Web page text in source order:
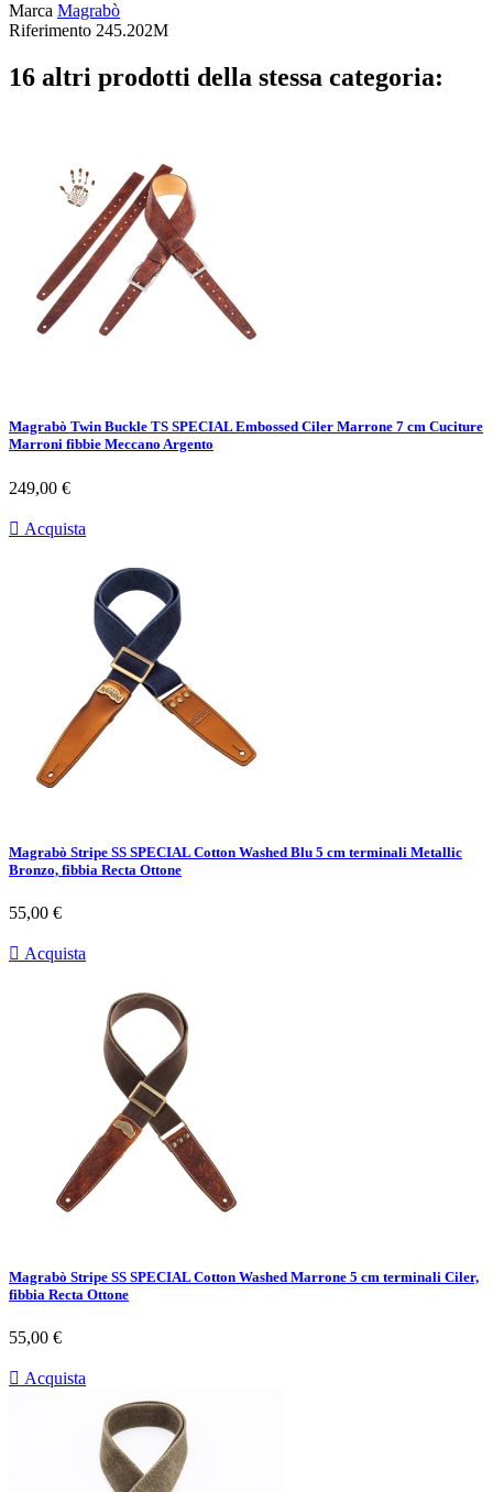
Marca Magrabò
Riferimento 245.202M
16 altri prodotti della stessa categoria:
Magrabò Twin Buckle TS SPECIAL Embossed Ciler Marrone 7 cm Cuciture
Marroni fibbie Meccano Argento
Prezzo
249,00 €
 Acquista
Magrabò Stripe SS SPECIAL Cotton Washed Blu 5 cm terminali Metallic
Bronzo, fibbia Recta Ottone
Prezzo
55,00 €
 Acquista
Magrabò Stripe SS SPECIAL Cotton Washed Marrone 5 cm terminali Ciler,
fibbia Recta Ottone
Prezzo
55,00 €
 Acquista